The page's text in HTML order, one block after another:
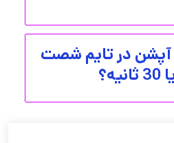
آپشن در تایم شصت